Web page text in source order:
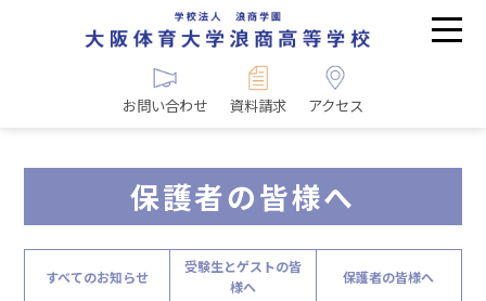
お問い合わせ 資料請求 アクセス
保護者の皆様へ
すべてのお知らせ
受験生とゲストの皆
様へ
保護者の皆様へ